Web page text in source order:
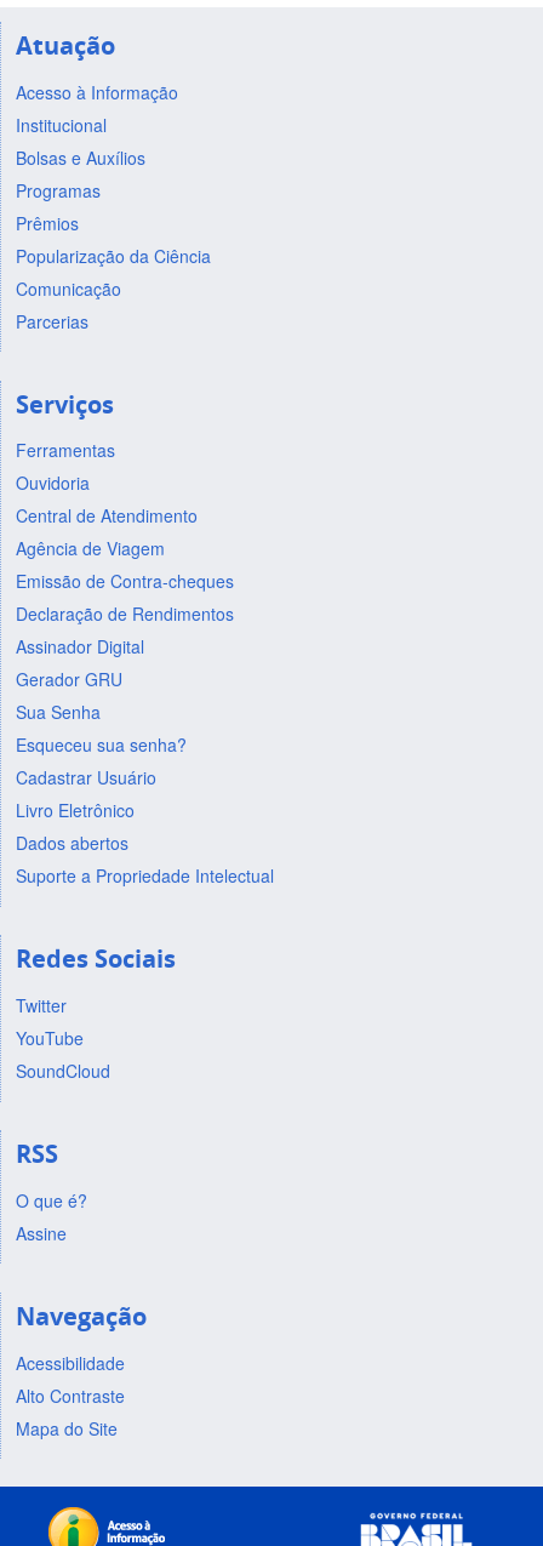
Atuação
Acesso à Informação
Institucional
Bolsas e Auxílios
Programas
Prêmios
Popularização da Ciência
Comunicação
Parcerias
Serviços
Ferramentas
Ouvidoria
Central de Atendimento
Agência de Viagem
Emissão de Contra-cheques
Declaração de Rendimentos
Assinador Digital
Gerador GRU
Sua Senha
Esqueceu sua senha?
Cadastrar Usuário
Livro Eletrônico
Dados abertos
Suporte a Propriedade Intelectual
Redes Sociais
Twitter
YouTube
SoundCloud
RSS
O que é?
Assine
Navegação
Acessibilidade
Alto Contraste
Mapa do Site